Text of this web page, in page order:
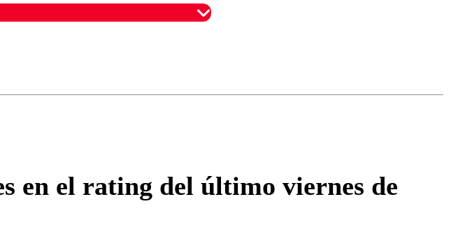
en el rating del último viernes de